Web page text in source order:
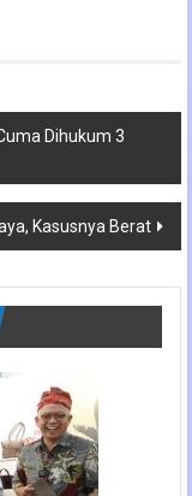
Dihukum 3
Kasusnya Berat